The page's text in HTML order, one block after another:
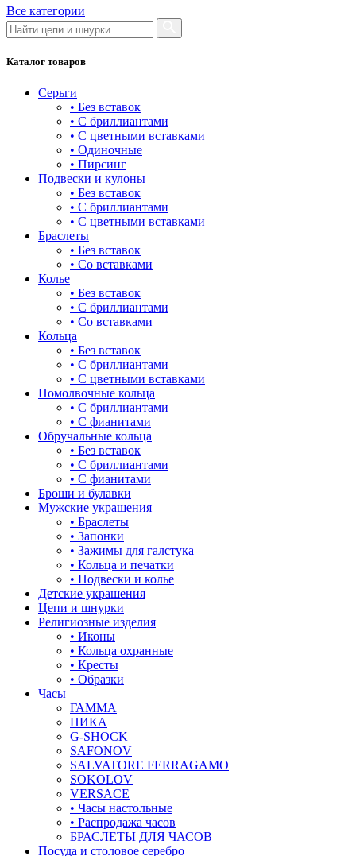
Все категории
Каталог товаров
Серьги
• Без вставок
• С бриллиантами
• С цветными вставками
• Одиночные
• Пирсинг
Подвески и кулоны
• Без вставок
• С бриллиантами
• С цветными вставками
Браслеты
• Без вставок
• Со вставками
Колье
• Без вставок
• С бриллиантами
• Со вставками
Кольца
• Без вставок
• С бриллиантами
• С цветными вставками
Помолвочные кольца
• С бриллиантами
• С фианитами
Обручальные кольца
• Без вставок
• С бриллиантами
• С фианитами
Броши и булавки
Мужские украшения
• Браслеты
• Запонки
• Зажимы для галстука
• Кольца и печатки
• Подвески и колье
Детские украшения
Цепи и шнурки
Религиозные изделия
• Иконы
• Кольца охранные
• Кресты
• Образки
Часы
ГАММА
НИКА
G-SHOCK
SAFONOV
SALVATORE FERRAGAMO
SOKOLOV
VERSACE
• Часы настольные
• Распродажа часов
БРАСЛЕТЫ ДЛЯ ЧАСОВ
Посуда и столовое серебро